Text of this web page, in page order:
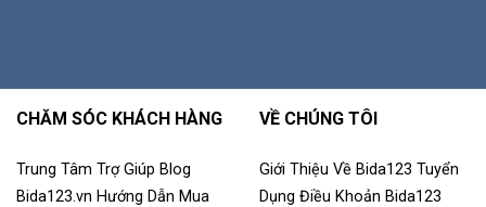
CHĂM SÓC KHÁCH HÀNG
Trung Tâm Trợ Giúp Blog
Bida123.vn Hướng Dẫn Mua
VỀ CHÚNG TÔI
Giới Thiệu Về Bida123 Tuyển
Dụng Điều Khoản Bida123